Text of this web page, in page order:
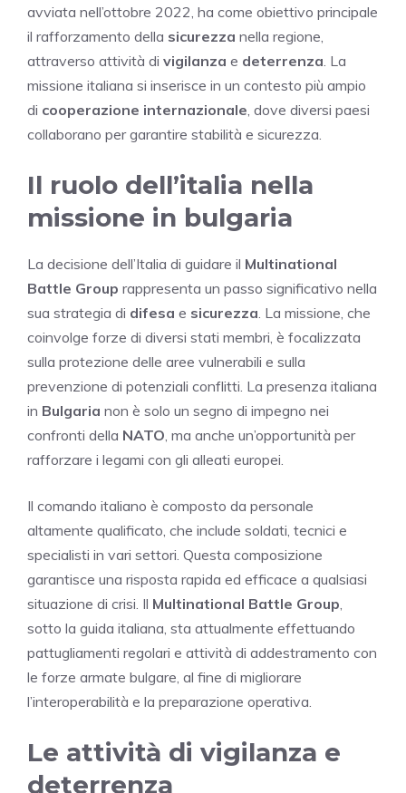
avviata nell’ottobre 2022, ha come obiettivo principale
il rafforzamento della sicurezza nella regione,
attraverso attività di vigilanza e deterrenza . La
missione italiana si inserisce in un contesto più ampio
di cooperazione internazionale , dove diversi paesi
collaborano per garantire stabilità e sicurezza.
Il ruolo dell’italia nella
missione in bulgaria
La decisione dell’Italia di guidare il Multinational
Battle Group rappresenta un passo significativo nella
sua strategia di difesa e sicurezza . La missione, che
coinvolge forze di diversi stati membri, è focalizzata
sulla protezione delle aree vulnerabili e sulla
prevenzione di potenziali conflitti. La presenza italiana
in Bulgaria non è solo un segno di impegno nei
confronti della NATO , ma anche un’opportunità per
rafforzare i legami con gli alleati europei.
Il comando italiano è composto da personale
altamente qualificato, che include soldati, tecnici e
specialisti in vari settori. Questa composizione
garantisce una risposta rapida ed efficace a qualsiasi
situazione di crisi. Il Multinational Battle Group
sotto la guida italiana, sta attualmente effettuando
pattugliamenti regolari e attività di addestramento con
le forze armate bulgare, al fine di migliorare
l’interoperabilità e la preparazione operativa.
Le attività di vigilanza e
deterrenza